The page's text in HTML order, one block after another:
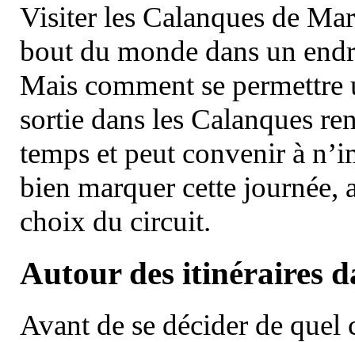
Visiter les Calanques de
bout du monde dans un
Mais comment se permettre
sortie dans les Calanques
temps et peut convenir à
bien marquer cette journée,
choix du circuit.
Autour des itinéraires
Avant de se décider de